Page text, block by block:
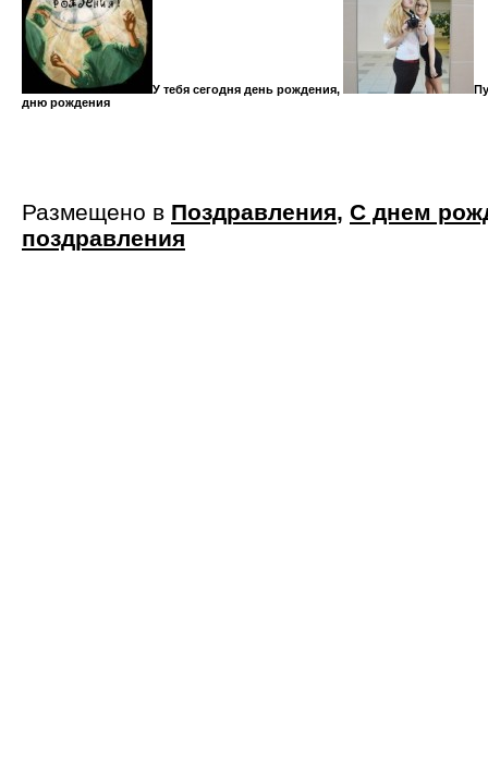
У тебя сегодня день рождения,
дню рождения
Размещено в Поздравления, С днем
поздравления